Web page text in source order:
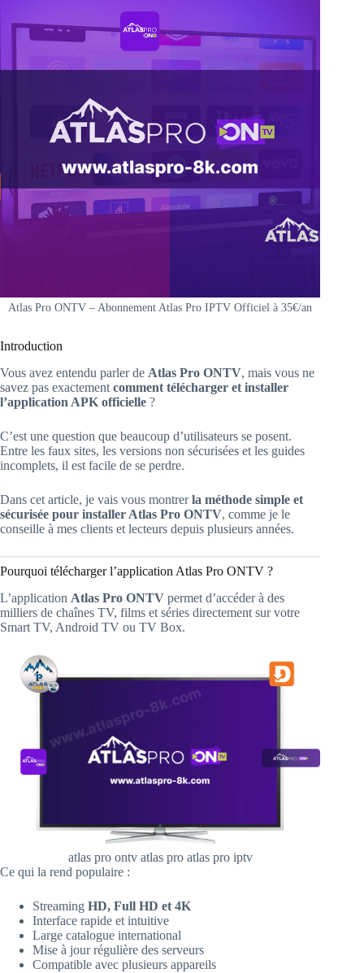
Atlas Pro ONTV – Abonnement Atlas Pro IPTV Officiel à 35€/an
Introduction
Vous avez entendu parler de Atlas Pro ONTV, mais vous ne
savez pas exactement comment télécharger et installer
l’application APK officielle ?
C’est une question que beaucoup d’utilisateurs se posent.
Entre les faux sites, les versions non sécurisées et les guides
incomplets, il est facile de se perdre.
Dans cet article, je vais vous montrerla méthode simple et
sécurisée pour installer Atlas Pro ONTV, comme je le
conseille à mes clients et lecteurs depuis plusieurs années.
Pourquoi télécharger l’application Atlas Pro ONTV ?
L’application Atlas Pro ONTV permet d’accéder à des
milliers de chaînes TV, films et séries directement sur votre
Smart TV, Android TV ou TV Box.
atlas pro ontv atlas pro atlas pro iptv
Ce qui la rend populaire :
Streaming HD, Full HD et 4K
Interface rapide et intuitive
Large catalogue international
Mise à jour régulière des serveurs
Compatible avec plusieurs appareils